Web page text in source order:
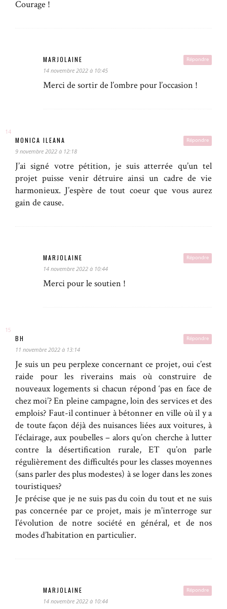
Courage !
Répondre
MARJOLAINE
14 novembre 2022 à 10:45
Merci de sortir de l’ombre pour l’occasion !
Répondre
MONICA ILEANA
9 novembre 2022 à 12:18
J’ai signé votre pétition, je suis atterrée qu’un tel
projet puisse venir détruire ainsi un cadre de vie
harmonieux. J’espère de tout coeur que vous aurez
gain de cause.
Répondre
MARJOLAINE
14 novembre 2022 à 10:44
Merci pour le soutien !
Répondre
BH
11 novembre 2022 à 13:14
Je suis un peu perplexe concernant ce projet, oui c’est
raide pour les riverains mais où construire de
nouveaux logements si chacun répond ‘pas en face de
chez moi’? En pleine campagne, loin des services et des
emplois? Faut-il continuer à bétonner en ville où il y a
de toute façon déjà des nuisances liées aux voitures, à
l’éclairage, aux poubelles – alors qu’on cherche à lutter
contre la désertification rurale, ET qu’on parle
régulièrement des difficultés pour les classes moyennes
(sans parler des plus modestes) à se loger dans les zones
touristiques?
Je précise que je ne suis pas du coin du tout et ne suis
pas concernée par ce projet, mais je m’interroge sur
l’évolution de notre société en général, et de nos
modes d’habitation en particulier.
Répondre
MARJOLAINE
14 novembre 2022 à 10:44